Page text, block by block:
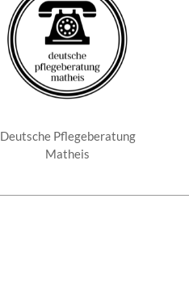
Deutsche Pflegeberatung
Matheis